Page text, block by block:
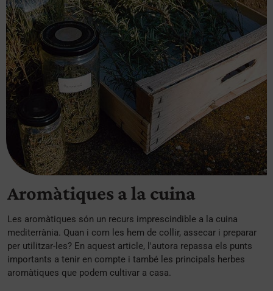
Aromàtiques a la cuina
Les aromàtiques són un recurs imprescindible a la cuina
mediterrània. Quan i com les hem de collir, assecar i preparar
per utilitzar-les? En aquest article, l'autora repassa els punts
importants a tenir en compte i també les principals herbes
aromàtiques que podem cultivar a casa.